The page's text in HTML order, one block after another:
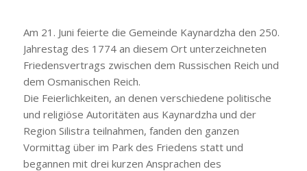
Am 21. Juni feierte die Gemeinde Kaynardzha den 250.
Jahrestag des 1774 an diesem Ort unterzeichneten
Friedensvertrags zwischen dem Russischen Reich und
dem Osmanischen Reich.
Die Feierlichkeiten, an denen verschiedene politische
und religiöse Autoritäten aus Kaynardzha und der
Region Silistra teilnahmen, fanden den ganzen
Vormittag über im Park des Friedens statt und
begannen mit drei kurzen Ansprachen des